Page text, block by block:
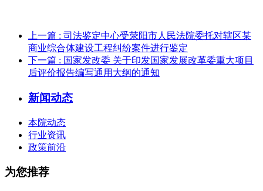
上一篇 : 司法鉴定中心受荥阳市人民法院委托对辖区某
商业综合体建设工程纠纷案件进行鉴定
下一篇 : 国家发改委 关于印发国家发展改革委重大项目
后评价报告编写通用大纲的通知
新闻动态
本院动态
行业资讯
政策前沿
为您推荐